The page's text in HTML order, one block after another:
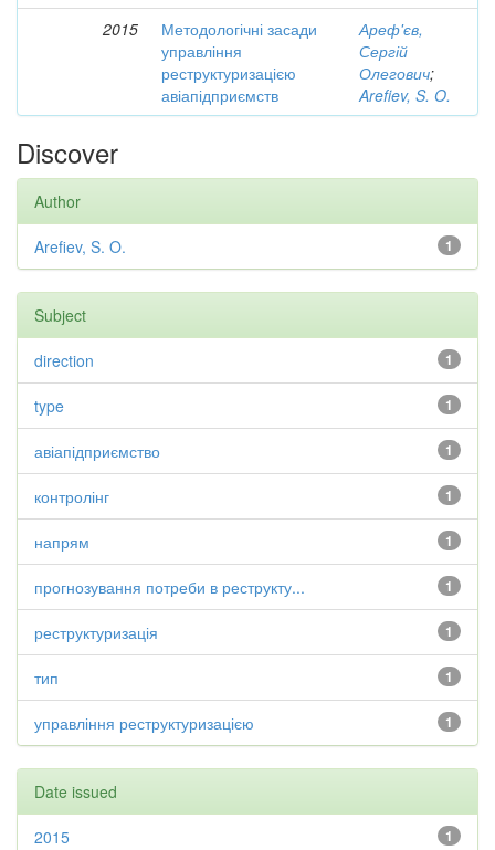
2015
Методологічні засади
управління
реструктуризацією
авіапідприємств
Ареф'єв,
Сергій
Олегович;
Arefiev, S. O.
Discover
Author
1
Arefiev, S. O.
Subject
1
direction
1
type
1
авіапідприємство
1
контролінг
1
напрям
1
прогнозування потреби в реструкту...
1
реструктуризація
1
тип
1
управління реструктуризацією
Date issued
1
2015